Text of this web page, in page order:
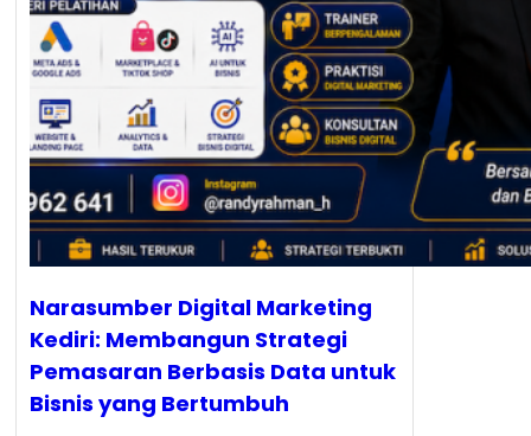
Narasumber Digital Marketing
Kediri: Membangun Strategi
Pemasaran Berbasis Data untuk
Bisnis yang Bertumbuh